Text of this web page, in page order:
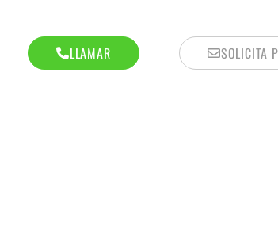
LLAMAR SOLICITA